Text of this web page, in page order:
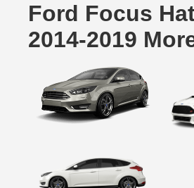
Ford Focus
2014-2019